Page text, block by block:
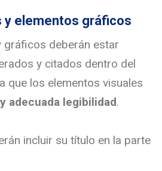
y elementos gráficos
gráficos deberán estar
y citados dentro del
que los elementos visuales
adecuada legibilidad.
incluir su título en la parte